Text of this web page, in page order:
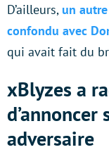
D’ailleurs, un
confondu avec
qui avait fait du
xBlyzes a
adversaire